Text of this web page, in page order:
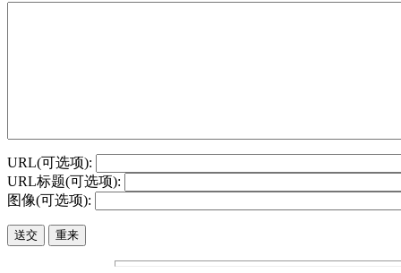
URL(可选项):
URL标题(可选项):
图像(可选项):